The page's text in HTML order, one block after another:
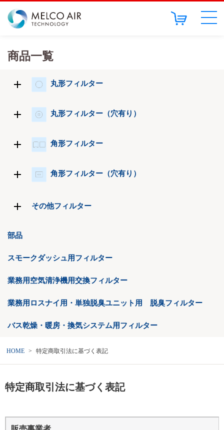
商品一覧
丸形フィルター
丸形フィルター（穴有り）
角形フィルター
角形フィルター（穴有り）
その他フィルター
部品
スモークダッシュ用フィルター
業務用空気清浄機用交換フィルター
業務用ロスナイ用・単独脱臭ユニット用 脱臭フィルター
バス乾燥・暖房・換気システム用フィルター
HOME 特定商取引法に基づく表記
特定商取引法に基づく表記